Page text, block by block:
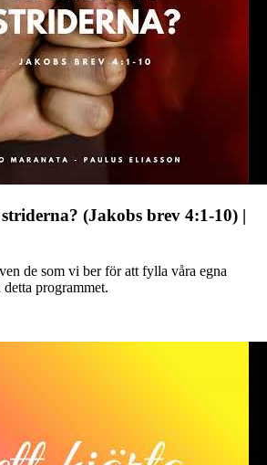
(Jakobs brev 4:1-10) |
de som vi ber för att fylla våra egna
programmet.